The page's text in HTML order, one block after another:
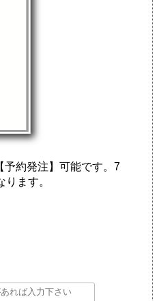
約発注】可能です。7
ます。